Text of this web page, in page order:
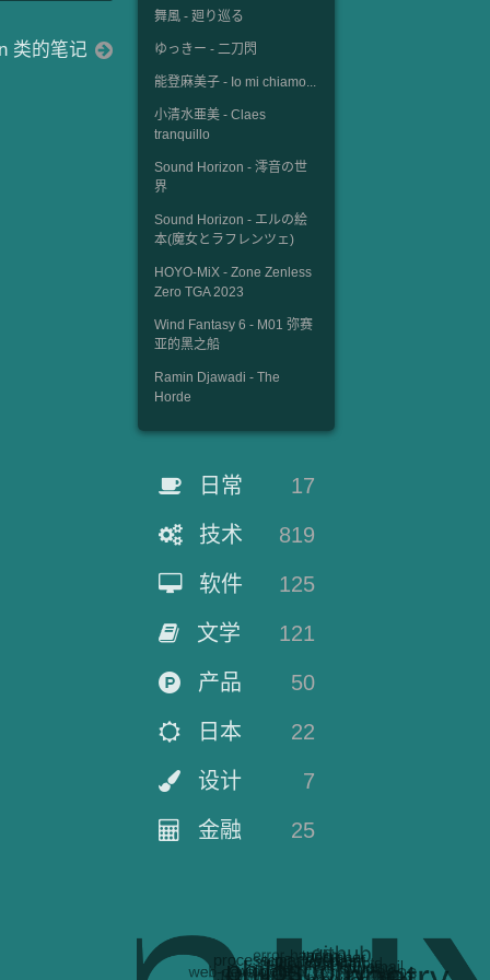
类的笔记
舞風 - 廻り巡る
ゆっきー - 二刀閃
能登麻美子 - Io mi chiamo...
小清水亜美 - Claes
tranquillo
Sound Horizon - 澪音の世
界
Sound Horizon - エルの絵
本(魔女とラフレンツェ)
HOYO-MiX - Zone Zenless
Zero TGA 2023
Wind Fantasy 6 - M01 弥赛
亚的黑之船
Ramin Djawadi - The
Horde
日常 17
技术 819
软件 125
文学 121
产品 50
日本 22
设计 7
金融 25